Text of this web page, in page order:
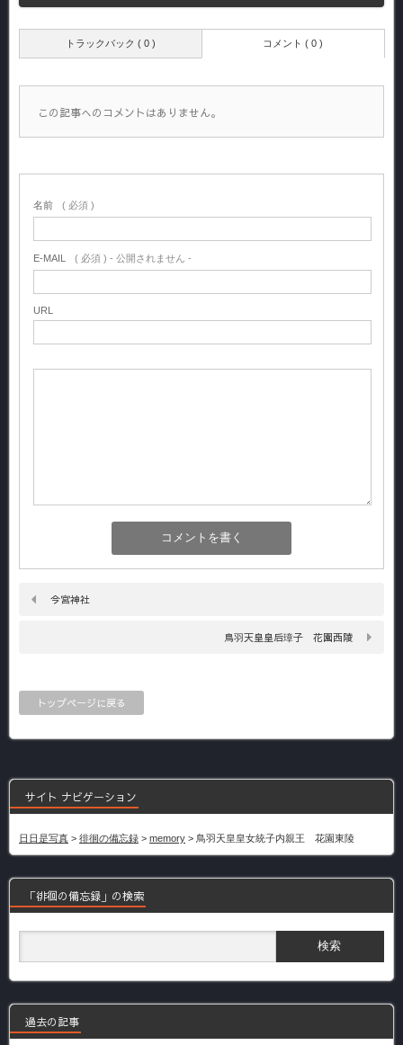
トラックバック ( 0 ) コメント ( 0 )
この記事へのコメントはありません。
名前 ( 必須 )
E-MAIL ( 必須 ) - 公開されません -
URL
今宮神社
鳥羽天皇皇后璋子 花園西陵
トップページに戻る
サイト ナビゲーション
日日是写真 > 徘徊の備忘録 > memory > 鳥羽天皇皇女統子内親王 花園東陵
「徘徊の備忘録」の検索
過去の記事